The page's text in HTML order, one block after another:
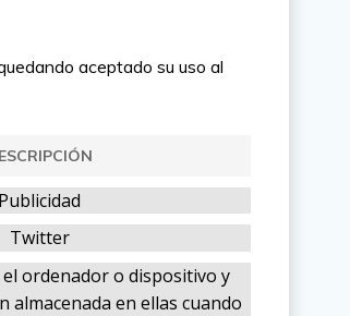
aceptado su uso al
Publicidad
Twitter
el ordenador o dispositivo y
almacenada en ellas cuando